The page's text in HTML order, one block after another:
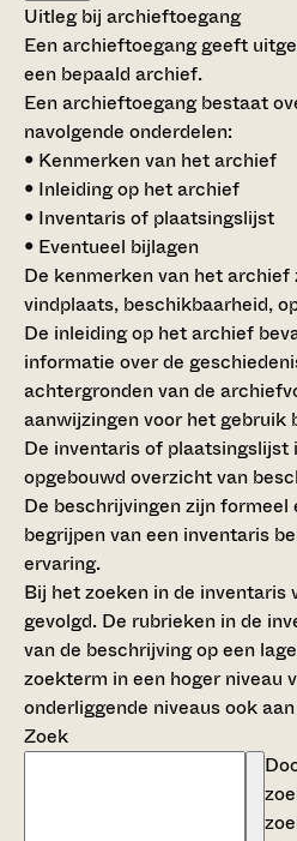
Uitleg bij archieftoegang
Een archieftoegang geeft
een bepaald archief.
Een archieftoegang bestaat
navolgende onderdelen:
• Kenmerken van het archief
• Inleiding op het archief
• Inventaris of plaatsingslijst
• Eventueel bijlagen
De kenmerken van het archief
vindplaats, beschikbaarheid,
De inleiding op het archief
informatie over de
achtergronden van de
aanwijzingen voor het gebruik
De inventaris of plaatsingslijst
opgebouwd overzicht van
De beschrijvingen zijn formeel
begrijpen van een inventaris
ervaring.
Bij het zoeken in de inventaris
gevolgd. De rubrieken in de
van de beschrijving op een
zoekterm in een hoger niveau
onderliggende niveaus ook
Zoek